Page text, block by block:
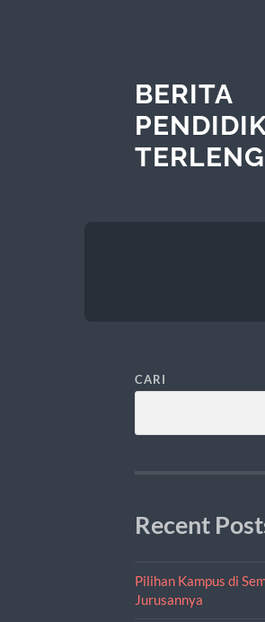
BERITA
CARI
Recent
Pilihan Kampus di
Jurusannya